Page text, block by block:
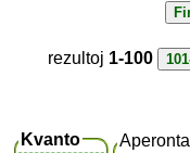
rezultoj 1-100
Kvanto
Aperonta